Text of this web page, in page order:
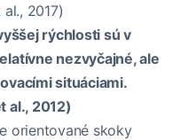
2017)
rýchlosti sú v
nezvyčajné, ale
situáciami.
al., 2012)
orientované skoky